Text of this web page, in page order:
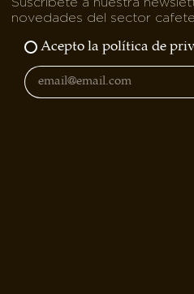
novedades del sector
Acepto la política de